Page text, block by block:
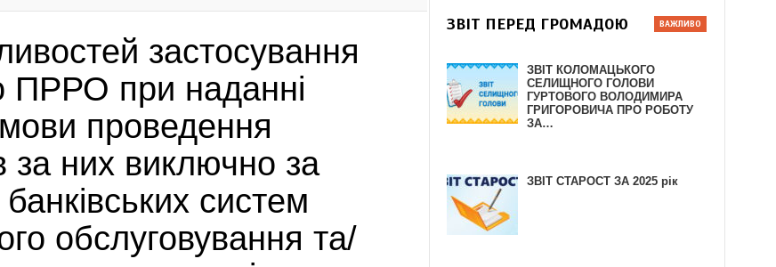
застосування
ПРРО при наданні
проведення
за них виключно за
систем
обслуговування та/
ЗВІТ ПЕРЕД ГРОМАДОЮ
ЗВІТ КОЛОМАЦЬКОГО
СЕЛИЩНОГО ГОЛОВИ
ГУРТОВОГО ВОЛОДИМИРА
ГРИГОРОВИЧА ПРО РОБОТУ
ЗА…
ЗВІТ СТАРОСТ ЗА 2025 рік